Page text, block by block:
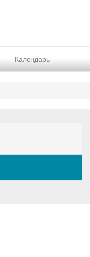
Календарь